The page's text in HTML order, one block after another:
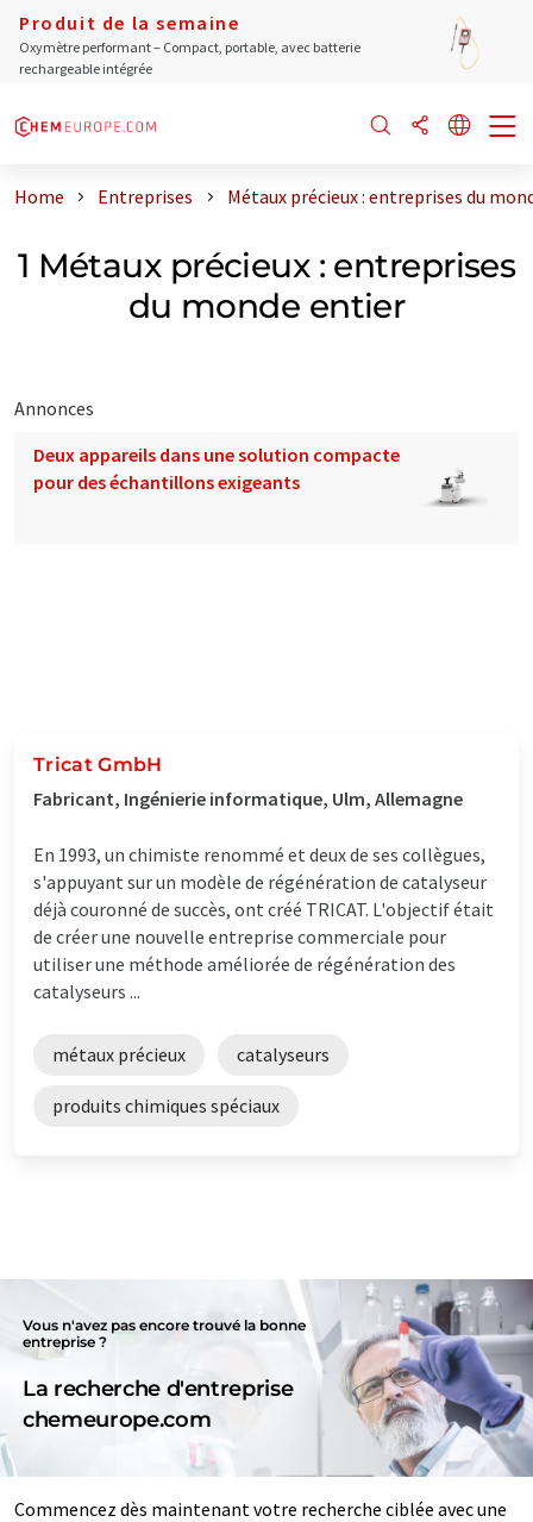
Produit de la semaine
Oxymètre performant – Compact, portable, avec batterie
rechargeable intégrée
Home Entreprises Métaux précieux : entreprises du
1 Métaux précieux : entreprises
du monde entier
Annonces
Deux appareils dans une solution compacte
pour des échantillons exigeants
Tricat GmbH
Fabricant, Ingénierie informatique, Ulm, Allemagne
En 1993, un chimiste renommé et deux de ses collègues,
s'appuyant sur un modèle de régénération de catalyseur
déjà couronné de succès, ont créé TRICAT. L'objectif était
de créer une nouvelle entreprise commerciale pour
utiliser une méthode améliorée de régénération des
catalyseurs ...
métaux précieux catalyseurs
produits chimiques spéciaux
Vous n'avez pas encore trouvé la bonne
entreprise ?
La recherche d'entreprise
chemeurope.com
Commencez dès maintenant votre recherche ciblée avec une